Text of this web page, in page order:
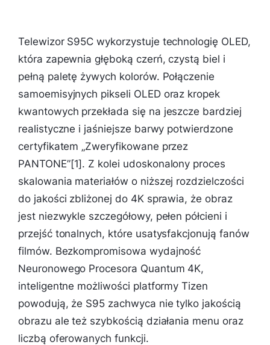
Telewizor S95C wykorzystuje technologię OLED,
która zapewnia głęboką czerń, czystą biel i
pełną paletę żywych kolorów. Połączenie
samoemisyjnych pikseli OLED oraz kropek
kwantowych przekłada się na jeszcze bardziej
realistyczne i jaśniejsze barwy potwierdzone
certyfikatem „Zweryfikowane przez
PANTONE”[1]. Z kolei udoskonalony proces
skalowania materiałów o niższej rozdzielczości
do jakości zbliżonej do 4K sprawia, że obraz
jest niezwykle szczegółowy, pełen półcieni i
przejść tonalnych, które usatysfakcjonują fanów
filmów. Bezkompromisowa wydajność
Neuronowego Procesora Quantum 4K,
inteligentne możliwości platformy Tizen
powodują, że S95 zachwyca nie tylko jakością
obrazu ale też szybkością działania menu oraz
liczbą oferowanych funkcji.